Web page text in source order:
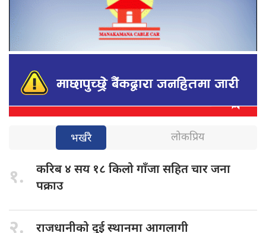
भर्खरै लोकप्रिय
१. करिब ४ सय १८ किलो गाँजा सहित चार जना
पक्राउ
राजधानीको दुईस्थानमा आगलागी